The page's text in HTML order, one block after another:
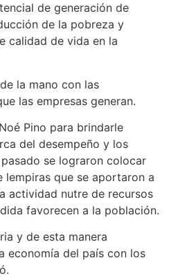
de generación de
de la pobreza y
calidad de vida en la
la mano con las
las empresas generan.
Pino para brindarle
del desempeño y los
se lograron colocar
lempiras que se aportaron a
actividad nutre de recursos
favorecen a la población.
y de esta manera
economía del país con los